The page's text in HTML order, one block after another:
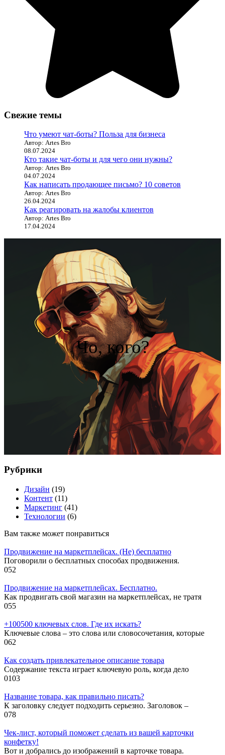
Свежие темы
Что умеют чат-боты? Польза для бизнеса
Автор: Artes Bro
08.07.2024
Кто такие чат-боты и для чего они нужны?
Автор: Artes Bro
04.07.2024
Как написать продающее письмо? 10 советов
Автор: Artes Bro
26.04.2024
Как реагировать на жалобы клиентов
Автор: Artes Bro
17.04.2024
Чо, кого?
Рубрики
Дизайн (19)
Контент (11)
Маркетинг (41)
Технологии (6)
Вам также может понравиться
Продвижение на маркетплейсах. (Не) бесплатно
Поговорили о бесплатных способах продвижения.
052
Продвижение на маркетплейсах. Бесплатно.
Как продвигать свой магазин на маркетплейсах, не тратя
055
+100500 ключевых слов. Где их искать?
Ключевые слова – это слова или словосочетания, которые
062
Как создать привлекательное описание товара
Содержание текста играет ключевую роль, когда дело
0103
Название товара, как правильно писать?
К заголовку следует подходить серьезно. Заголовок –
078
Чек-лист, который поможет сделать из вашей карточки
конфетку!
Вот и добрались до изображений в карточке товара.